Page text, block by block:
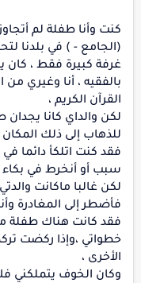
كنت وأنا طفلة لم
(الجامع - ) في بلدنا
غرفة كبيرة فقط ، كان
بالفقيه ، أنا وغيري
القرآن الكريم ،
لكن والداي كانا
للذهاب إلى ذلك المكان
فقد كنت اتلكأ دائما
سبب أو أنخرط في بكاء
لكن غالبا ماكانت
فأضطر إلى المغادرة
فقد كانت هناك طفلة
خطواتي ،وإذا ركضت
الأخرى ،
وكان الخوف يتملكني